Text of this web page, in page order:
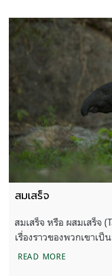
สมเสร็จ
สมเสร็จ หรือ ผสมเสร็จ
เรื่องราวของพวกเขาเ
READ MOREสมเสร็จ